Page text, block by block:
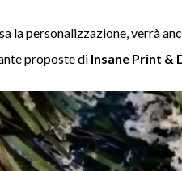
la personalizzazione, verrà
proposte di Insane Print &